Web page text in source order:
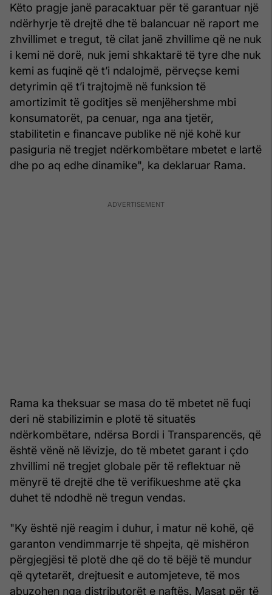
Këto pragje janë paracaktuar për të garantuar një
ndërhyrje të drejtë dhe të balancuar në raport me
zhvillimet e tregut, të cilat janë zhvillime që ne nuk
i kemi në dorë, nuk jemi shkaktarë të tyre dhe nuk
kemi as fuqinë që t’i ndalojmë, përveçse kemi
detyrimin që t’i trajtojmë në funksion të
amortizimit të goditjes së menjëhershme mbi
konsumatorët, pa cenuar, nga ana tjetër,
stabilitetin e financave publike në një kohë kur
pasiguria në tregjet ndërkombëtare mbetet e lartë
dhe po aq edhe dinamike", ka deklaruar Rama.
Rama ka theksuar se masa do të mbetet në fuqi
deri në stabilizimin e plotë të situatës
ndërkombëtare, ndërsa Bordi i Transparencës, që
është vënë në lëvizje, do të mbetet garant i çdo
zhvillimi në tregjet globale për të reflektuar në
mënyrë të drejtë dhe të verifikueshme atë çka
duhet të ndodhë në tregun vendas.
"Ky është një reagim i duhur, i matur në kohë, që
garanton vendimmarrje të shpejta, që mishëron
përgjegjësi të plotë dhe që do të bëjë të mundur
që qytetarët, drejtuesit e automjeteve, të mos
abuzohen nga distributorët e naftës. Masat për të